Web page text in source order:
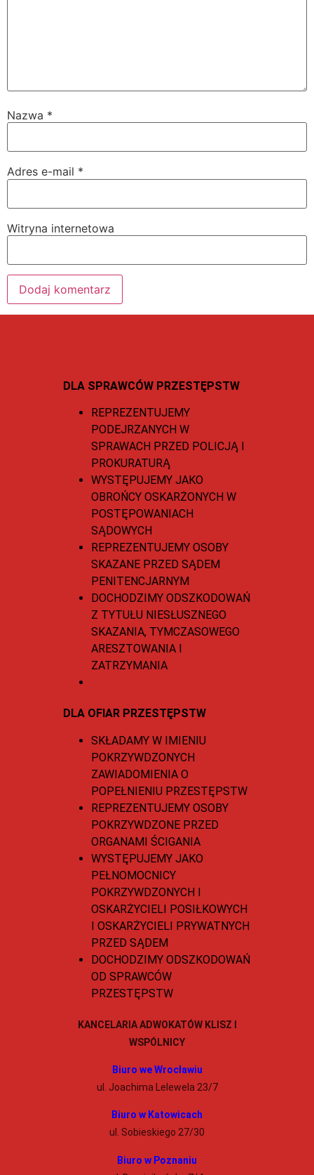
Nazwa *
Adres e-mail *
Witryna internetowa
KANCELARIA ADWOKATÓW KLISZ I
WSPÓLNICY
Biuro we Wrocławiu
ul. Joachima Lelewela 23/7
Biuro w Katowicach
ul. Sobieskiego 27/30
Biuro w Poznaniu
DLA OFIAR PRZESTĘPSTW
SKŁADAMY W IMIENIU
POKRZYWDZONYCH
ZAWIADOMIENIA O
POPEŁNIENIU PRZESTĘPSTW
REPREZENTUJEMY OSOBY
POKRZYWDZONE PRZED
ORGANAMI ŚCIGANIA
WYSTĘPUJEMY JAKO
PEŁNOMOCNICY
POKRZYWDZONYCH I
OSKARŻYCIELI POSIŁKOWYCH
I OSKARŻYCIELI PRYWATNYCH
PRZED SĄDEM
DOCHODZIMY ODSZKODOWAŃ
OD SPRAWCÓW
PRZESTĘPSTW
DLA SPRAWCÓW PRZESTĘPSTW
REPREZENTUJEMY
PODEJRZANYCH W
SPRAWACH PRZED POLICJĄ I
PROKURATURĄ
WYSTĘPUJEMY JAKO
OBROŃCY OSKARŻONYCH W
POSTĘPOWANIACH
SĄDOWYCH
REPREZENTUJEMY OSOBY
SKAZANE PRZED SĄDEM
PENITENCJARNYM
DOCHODZIMY ODSZKODOWAŃ
Z TYTUŁU NIESŁUSZNEGO
SKAZANIA, TYMCZASOWEGO
ARESZTOWANIA I
ZATRZYMANIA